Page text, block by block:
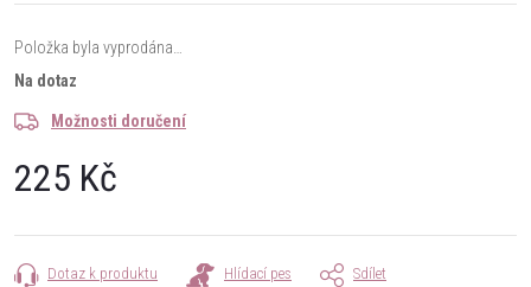
Položka byla vyprodána…
Na dotaz
Možnosti doručení
225 Kč
cena:
Dotaz k produktu Hlídací pes Sdílet